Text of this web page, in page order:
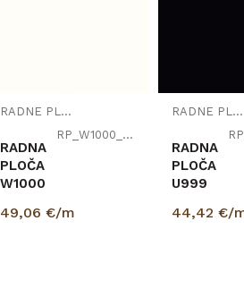
RADNE PLOČE
RP_W1000_ST76
RADNA
PLOČA
W1000
PREMIUM
49,06 €/m
RADNE PLOČE
RADNA
PLOČA
U999
CRNA
44,42 €/